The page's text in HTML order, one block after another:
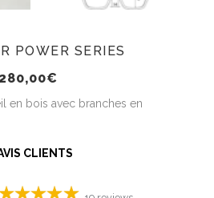
POWER SERIES
280,00€
prix :
en bois avec branches en
CLIENTS